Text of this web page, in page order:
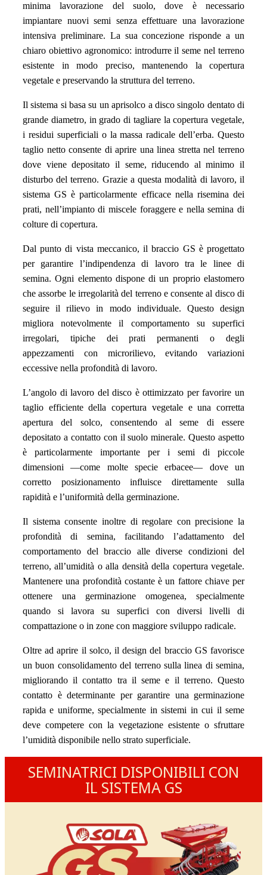
minima lavorazione del suolo, dove è necessario
impiantare nuovi semi senza effettuare una lavorazione
intensiva preliminare. La sua concezione risponde a un
chiaro obiettivo agronomico: introdurre il seme nel terreno
esistente in modo preciso, mantenendo la copertura
vegetale e preservando la struttura del terreno.
Il sistema si basa su un aprisolco a disco singolo dentato di
grande diametro, in grado di tagliare la copertura vegetale,
i residui superficiali o la massa radicale dell’erba. Questo
taglio netto consente di aprire una linea stretta nel terreno
dove viene depositato il seme, riducendo al minimo il
disturbo del terreno. Grazie a questa modalità di lavoro, il
sistema GS è particolarmente efficace nella risemina dei
prati, nell’impianto di miscele foraggere e nella semina di
colture di copertura.
Dal punto di vista meccanico, il braccio GS è progettato
per garantire l’indipendenza di lavoro tra le linee di
semina. Ogni elemento dispone di un proprio elastomero
che assorbe le irregolarità del terreno e consente al disco di
seguire il rilievo in modo individuale. Questo design
migliora notevolmente il comportamento su superfici
irregolari, tipiche dei prati permanenti o degli
appezzamenti con microrilievo, evitando variazioni
eccessive nella profondità di lavoro.
L’angolo di lavoro del disco è ottimizzato per favorire un
taglio efficiente della copertura vegetale e una corretta
apertura del solco, consentendo al seme di essere
depositato a contatto con il suolo minerale. Questo aspetto
è particolarmente importante per i semi di piccole
dimensioni —come molte specie erbacee— dove un
corretto posizionamento influisce direttamente sulla
rapidità e l’uniformità della germinazione.
Il sistema consente inoltre di regolare con precisione la
profondità di semina, facilitando l’adattamento del
comportamento del braccio alle diverse condizioni del
terreno, all’umidità o alla densità della copertura vegetale.
Mantenere una profondità costante è un fattore chiave per
ottenere una germinazione omogenea, specialmente
quando si lavora su superfici con diversi livelli di
compattazione o in zone con maggiore sviluppo radicale.
Oltre ad aprire il solco, il design del braccio GS favorisce
un buon consolidamento del terreno sulla linea di semina,
migliorando il contatto tra il seme e il terreno. Questo
contatto è determinante per garantire una germinazione
rapida e uniforme, specialmente in sistemi in cui il seme
deve competere con la vegetazione esistente o sfruttare
l’umidità disponibile nello strato superficiale.
SEMINATRICI DISPONIBILI CON
IL SISTEMA GS